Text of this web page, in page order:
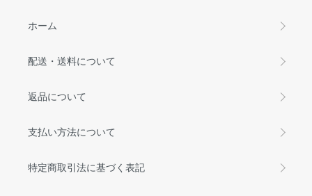
ホーム
配送・送料について
返品について
支払い方法について
特定商取引法に基づく表記